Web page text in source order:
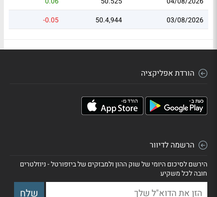
03/08/2026
50.4,944
-0.05
הורדת אפליקציה
הרשמה לדיוור
הירשם לסיכום היומי של שוק ההון ולמבזקים של ביזפורטל - ניוזלטרים
חובה לכל משקיע